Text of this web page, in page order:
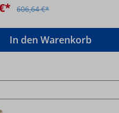
606,64 €*
In den Warenkorb